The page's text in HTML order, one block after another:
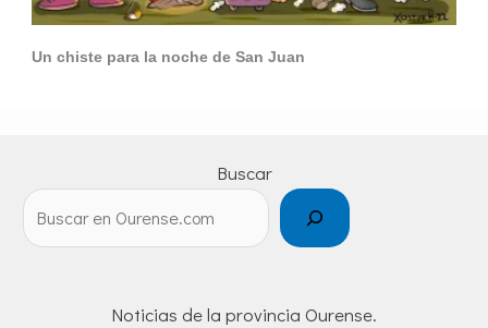
Un chiste para la noche de San Juan
Buscar
Noticias de la provincia Ourense.